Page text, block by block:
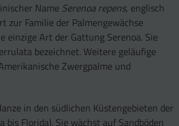
Name Serenoa repens, englisch
zur Familie der Palmengewächse
einzige Art der Gattung Serenoa. Sie
bezeichnet. Weitere geläufige
Zwergpalme und
in den südlichen Küstengebieten der
bis Florida). Sie wächst auf Sandböden